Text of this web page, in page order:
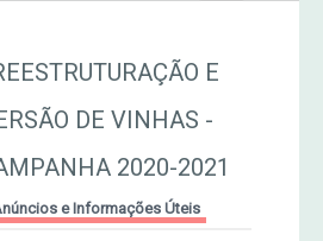
Concursos Micaelenses
Publicações AASM
AGRÍCOLA DE SANTANA
E
DE VINHAS -
2020-2021
e Informações Úteis